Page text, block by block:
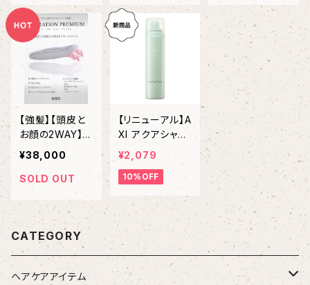
税込
【強髪】【頭皮と
お顔の2WAY】 P
ORETION PRE
MIUM
¥38,000
SOLD OUT
【リニューアル】A
XI アクアシャワ
ーRF-a NEW
¥2,079
10%OFF
CATEGORY
ヘアケアアイテム